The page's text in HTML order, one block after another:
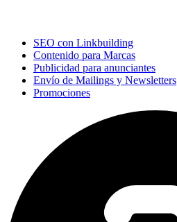
SEO con Linkbuilding
Contenido para Marcas
Publicidad para anunciantes
Envío de Mailings y Newsletters
Promociones